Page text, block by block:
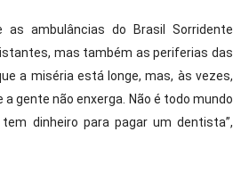
as ambulâncias do Brasil Sorridente
mas também as periferias das
a miséria está longe, mas, às vezes,
gente não enxerga. Não é todo mundo
dinheiro para pagar um dentista”,